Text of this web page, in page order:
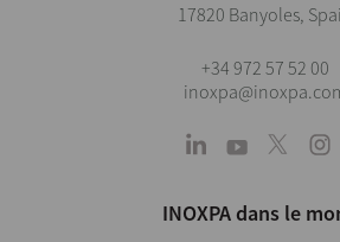
17820 Banyoles,
+34 972 57 52 00
INOXPA dans le